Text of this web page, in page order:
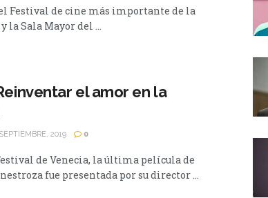
Festival de cine más importante de la
la Sala Mayor del ...
el amor en la
2019 0
de Venecia, la última película de
fue presentada por su director ...